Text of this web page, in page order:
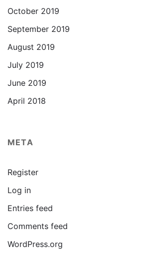
October 2019
September 2019
August 2019
July 2019
June 2019
April 2018
META
Register
Log in
Entries feed
Comments feed
WordPress.org